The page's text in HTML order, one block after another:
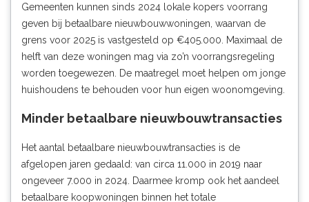
Gemeenten kunnen sinds 2024 lokale kopers voorrang
geven bij betaalbare nieuwbouwwoningen, waarvan de
grens voor 2025 is vastgesteld op €405.000. Maximaal de
helft van deze woningen mag via zo’n voorrangsregeling
worden toegewezen. De maatregel moet helpen om jonge
huishoudens te behouden voor hun eigen woonomgeving.
Minder betaalbare nieuwbouwtransacties
Het aantal betaalbare nieuwbouwtransacties is de
afgelopen jaren gedaald: van circa 11.000 in 2019 naar
ongeveer 7.000 in 2024. Daarmee kromp ook het aandeel
betaalbare koopwoningen binnen het totale